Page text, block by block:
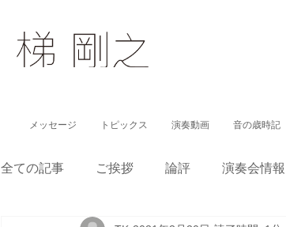
メッセージ トピックス 演奏動画 音の歳時記
全ての記事 ご挨拶 論評 演奏会情報